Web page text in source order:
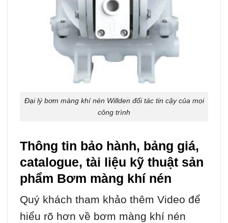
Đại lý bơm màng khí nén Willden đối tác tin cậy của mọi
công trình
Thông tin bảo hành, bảng giá,
catalogue, tài liệu kỹ thuật sản
phẩm Bơm màng khí nén
Quý khách tham khảo thêm Video để
hiểu rõ hơn về bơm màng khí nén